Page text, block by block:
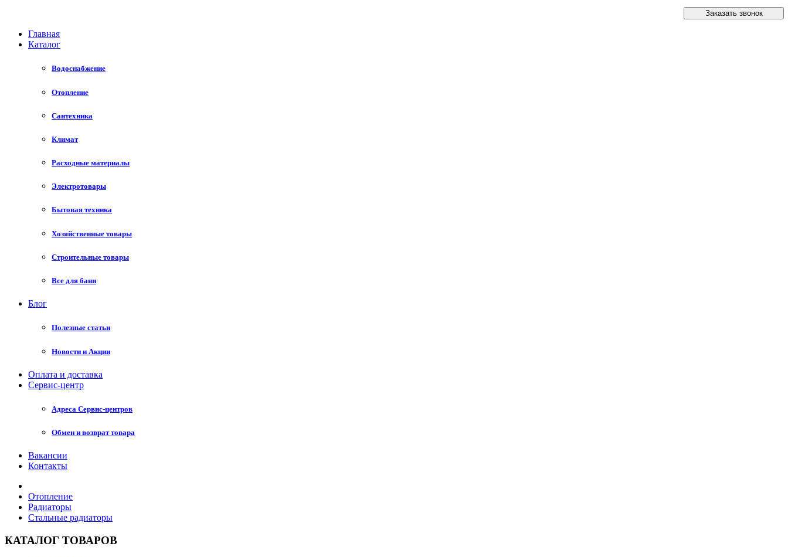
Заказать звонок
Главная
Каталог
Водоснабжение
Отопление
Сантехника
Климат
Расходные материалы
Электротовары
Бытовая техника
Хозяйственные товары
Строительные товары
Все для бани
Блог
Полезные статьи
Новости и Акции
Оплата и доставка
Сервис-центр
Адреса Сервис-центров
Обмен и возврат товара
Вакансии
Контакты
Отопление
Радиаторы
Стальные радиаторы
КАТАЛОГ ТОВАРОВ